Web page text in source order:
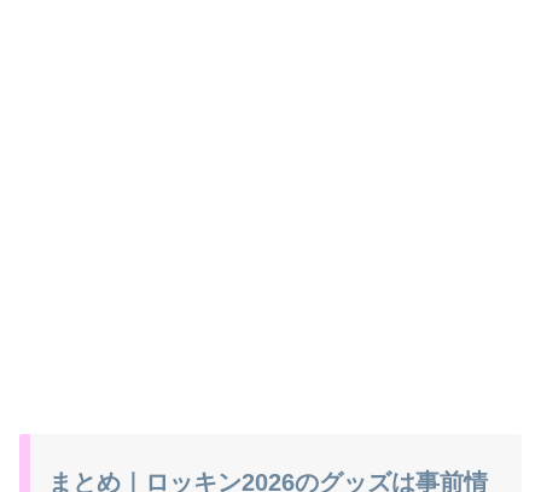
まとめ｜ロッキン2026のグッズは事前情